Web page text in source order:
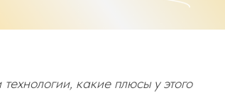
какие плюсы у этого